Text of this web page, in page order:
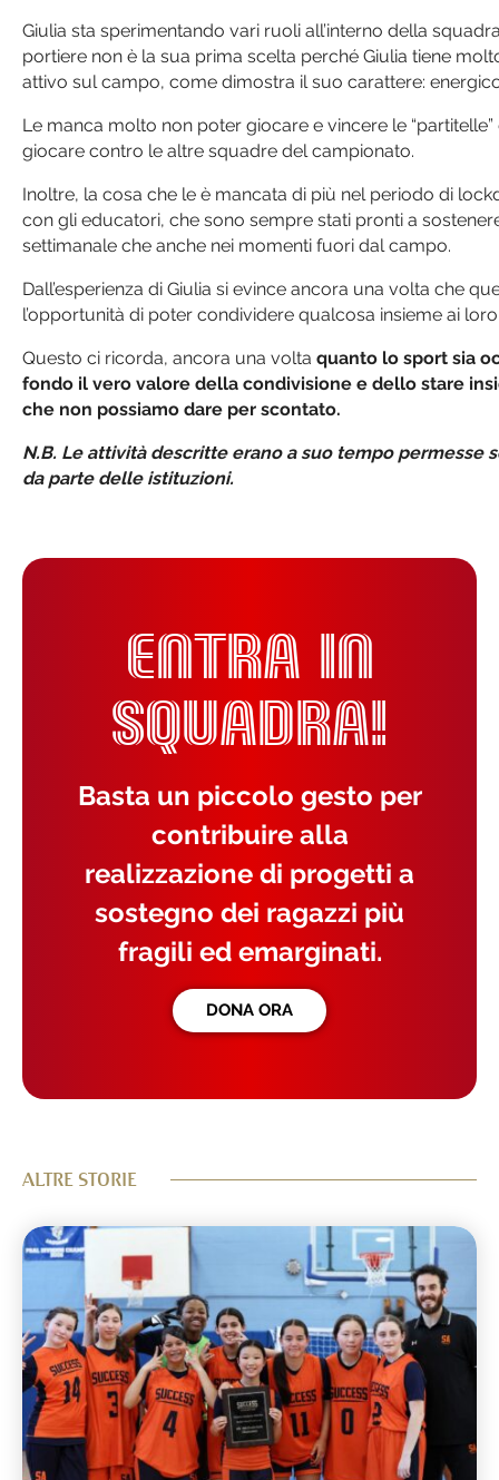
Giulia sta sperimentando vari ruoli all’interno della
portiere non è la sua prima scelta perché Giulia tiene
attivo sul campo, come dimostra il suo carattere:
Le manca molto non poter giocare e vincere le
giocare contro le altre squadre del campionato.
Inoltre, la cosa che le è mancata di più nel periodo di
con gli educatori, che sono sempre stati pronti a
settimanale che anche nei momenti fuori dal campo.
Dall’esperienza di Giulia si evince ancora una volta che
l’opportunità di poter condividere qualcosa insieme ai
Questo ci ricorda, ancora una volta quanto lo sport sia
fondo il vero valore della condivisione e dello stare
che non possiamo dare per scontato.
N.B. Le attività descritte erano a suo tempo permesse
da parte delle istituzioni.
ENTRA IN
SQUADRA!
Basta un piccolo gesto per
contribuire alla
realizzazione di progetti a
sostegno dei ragazzi più
fragili ed emarginati.
DONA ORA
ALTRE STORIE